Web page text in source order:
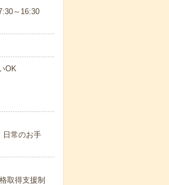
～16:30
OK
日常のお手
取得支援制